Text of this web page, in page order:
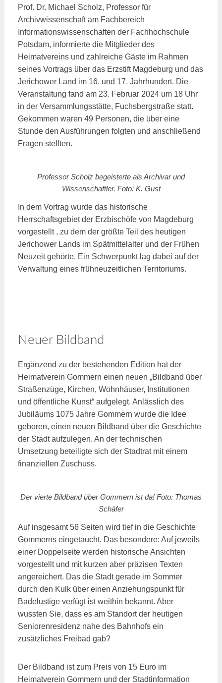
Prof. Dr. Michael Scholz, Professor für
Archivwissenschaft am Fachbereich
Informationswissenschaften der Fachhochschule
Potsdam, informierte die Mitglieder des
Heimatvereins und zahlreiche Gäste im Rahmen
seines Vortrags über das Erzstift Magdeburg und das
Jerichower Land im 16. und 17. Jahrhundert. Die
Veranstaltung fand am 23. Februar 2024 um 18 Uhr
in der Versammlungsstätte, Fuchsbergstraße statt.
Gekommen waren 49 Personen, die über eine
Stunde den Ausführungen folgten und anschließend
Fragen stellten.
Professor Scholz begeisterte als Archivar und
Wissenschaftler. Foto: K. Gust
In dem Vortrag wurde das historische
Herrschaftsgebiet der Erzbischöfe von Magdeburg
vorgestellt , zu dem der größte Teil des heutigen
Jerichower Lands im Spätmittelalter und der Frühen
Neuzeit gehörte. Ein Schwerpunkt lag dabei auf der
Verwaltung eines frühneuzeitlichen Territoriums.
Neuer Bildband
Ergänzend zu der bestehenden Edition hat der
Heimatverein Gommern einen neuen „Bildband über
Straßenzüge, Kirchen, Wohnhäuser, Institutionen
und öffentliche Kunst“ aufgelegt. Anlässlich des
Jubiläums 1075 Jahre Gommern wurde die Idee
geboren, einen neuen Bildband über die Geschichte
der Stadt aufzulegen. An der technischen
Umsetzung beteiligte sich der Stadtrat mit einem
finanziellen Zuschuss.
Der vierte Bildband über Gommern ist da! Foto: Thomas
Schäfer
Auf insgesamt 56 Seiten wird tief in die Geschichte
Gommerns eingetaucht. Das besondere: Auf jeweils
einer Doppelseite werden historische Ansichten
vorgestellt und mit kurzen aber präzisen Texten
angereichert. Das die Stadt gerade im Sommer
durch den Kulk über einen Anziehungspunkt für
Badelustige verfügt ist weithin bekannt. Aber
wussten Sie, dass es am Standort der heutigen
Seniorenresidenz nahe des Bahnhofs ein
zusätzliches Freibad gab?
Der Bildband ist zum Preis von 15 Euro im
Heimatverein Gommern und der Stadtinformation